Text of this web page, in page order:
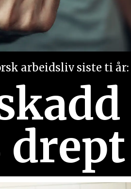
arbeidsliv siste ti år:
drept